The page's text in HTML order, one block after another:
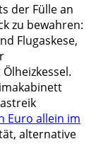
der Fülle an
zu bewahren:
Flugaskese,
Euro allein im
alternative